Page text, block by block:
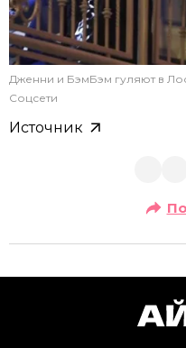
Дженни и БэмБэм гуляют в
Соцсети
Источник